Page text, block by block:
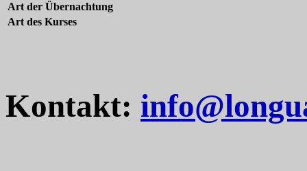
Art der Übernachtung
Art des Kurses
Kontakt: